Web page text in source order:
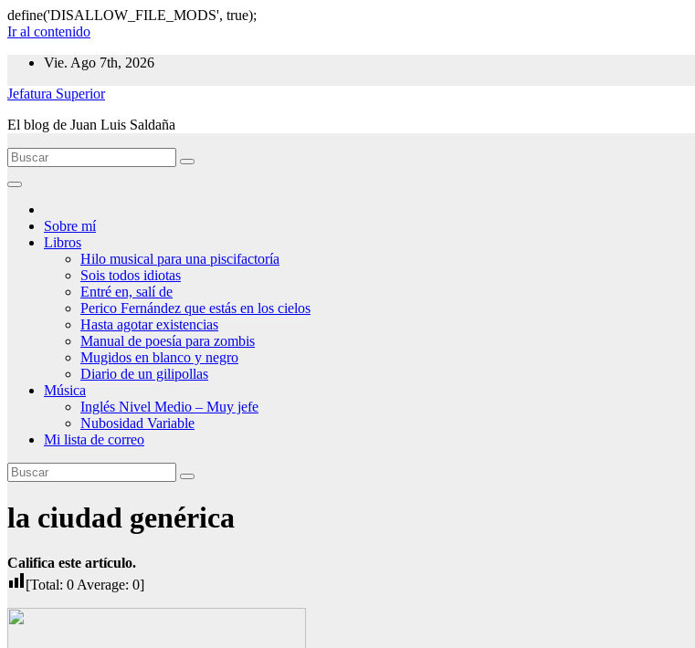
define('DISALLOW_FILE_MODS', true);
Ir al contenido
Vie. Ago 7th, 2026
Jefatura Superior
El blog de Juan Luis Saldaña
Sobre mí
Libros
Hilo musical para una piscifactoría
Sois todos idiotas
Entré en, salí de
Perico Fernández que estás en los cielos
Hasta agotar existencias
Manual de poesía para zombis
Mugidos en blanco y negro
Diario de un gilipollas
Música
Inglés Nivel Medio – Muy jefe
Nubosidad Variable
Mi lista de correo
la ciudad genérica
Califica este artículo.
[Total: 0 Average: 0]